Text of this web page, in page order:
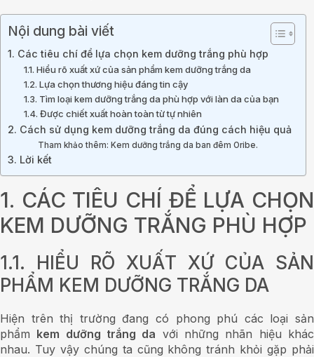
Nội dung bài viết
1. Các tiêu chí để lựa chọn kem dưỡng trắng phù hợp
1.1. Hiểu rõ xuất xứ của sản phẩm kem dưỡng trắng da
1.2. Lựa chọn thương hiệu đáng tin cậy
1.3. Tìm loại kem dưỡng trắng da phù hợp với làn da của bạn
1.4. Được chiết xuất hoàn toàn từ tự nhiên
2. Cách sử dụng kem dưỡng trắng da đúng cách hiệu quả
Tham khảo thêm: Kem dưỡng trắng da ban đêm Oribe.
3. Lời kết
1. CÁC TIÊU CHÍ ĐỂ LỰA CHỌN
KEM DƯỠNG TRẮNG PHÙ HỢP
1.1. HIỂU RÕ XUẤT XỨ CỦA SẢN
PHẨM KEM DƯỠNG TRẮNG DA
Hiện trên thị trường đang có phong phú các loại sản
phẩm kem dưỡng trắng da với những nhãn hiệu khác
nhau. Tuy vậy chúng ta cũng không tránh khỏi gặp phải